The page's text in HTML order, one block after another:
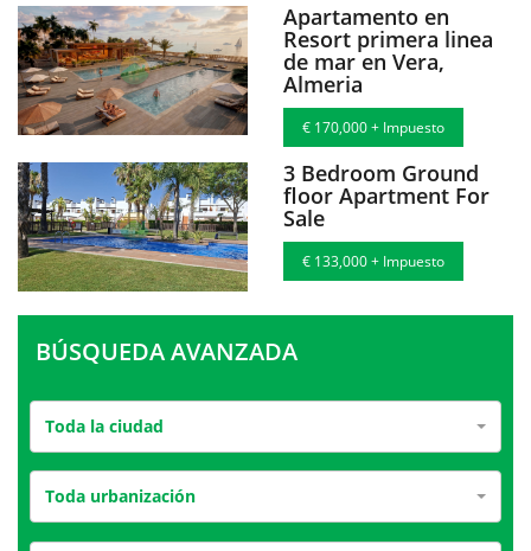
Apartamento en
Resort primera linea
de mar en Vera,
Almeria
€ 170,000 + Impuesto
3 Bedroom Ground
floor Apartment For
Sale
€ 133,000 + Impuesto
BÚSQUEDA AVANZADA
Toda la ciudad
Toda urbanización